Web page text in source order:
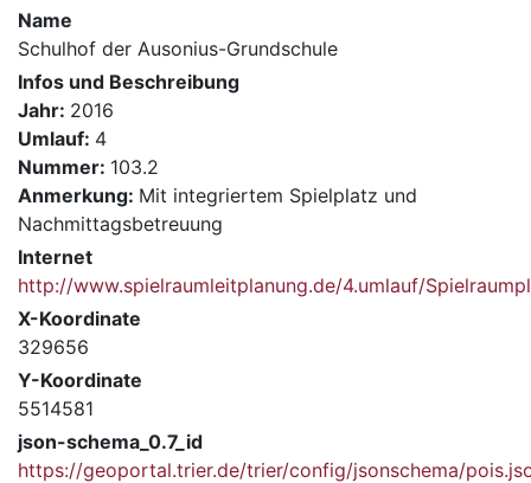
Name
Schulhof der Ausonius-Grundschule
Infos und Beschreibung
Jahr: 2016
Umlauf: 4
Nummer: 103.2
Anmerkung: Mit integriertem Spielplatz und
Nachmittagsbetreuung
Internet
http://www.spielraumleitplanung.de/4.umlauf/
X-Koordinate
329656
Y-Koordinate
5514581
json-schema_0.7_id
https://geoportal.trier.de/trier/config/jsonschema/